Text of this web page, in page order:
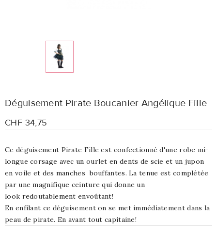
Déguisement Pirate Boucanier Angélique Fille
CHF 34,75
Ce déguisement Pirate Fille est confectionné d'une robe mi-
longue corsage avec un ourlet en dents de scie et un jupon
en voile et des manches bouffantes. La tenue est complétée
par une magnifique ceinture qui donne un
look redoutablement envoûtant!
En enfilant ce déguisement on se met immédiatement dans la
peau de pirate. En avant tout capitaine!